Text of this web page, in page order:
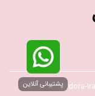
پشتیبانی آنلاین